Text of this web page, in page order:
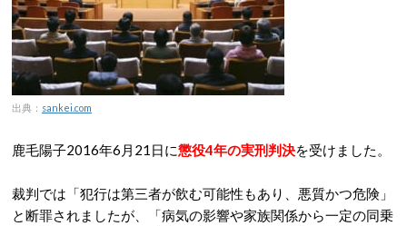
出典： sankei.com
鹿毛陽子2016年6月21日に懲役4年の実刑判決を受けました。
裁判では「犯行は第三者が飲む可能性もあり、悪質かつ危険」
と断罪されましたが、「病気の影響や家族関係から一定の同乗